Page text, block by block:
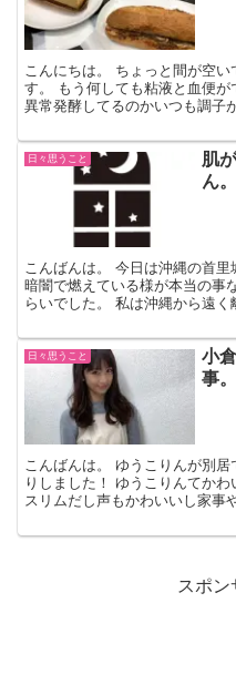
こんにちは。 ちょっと間が空
す。 もう何しても粘液と血便
異常発酵してるのかいつも調子
日々思うこと
肌
ん。
こんばんは。 今日は沖縄の首里
暗闇で燃えている様が本当の事
らいでした。 私は沖縄から遠く
日々思うこと
小
事。
こんばんは。 ゆうこりんが別
りしました！ ゆうこりんてか
スリムだし声もかわいいし家事
スポン